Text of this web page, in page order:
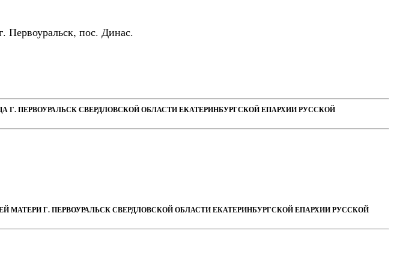
Первоуральск, пос. Динас.
ПЕРВОУРАЛЬСК СВЕРДЛОВСКОЙ ОБЛАСТИ ЕКАТЕРИНБУРГСКОЙ ЕПАРХИИ РУССКОЙ
Г. ПЕРВОУРАЛЬСК СВЕРДЛОВСКОЙ ОБЛАСТИ ЕКАТЕРИНБУРГСКОЙ ЕПАРХИИ РУССКОЙ